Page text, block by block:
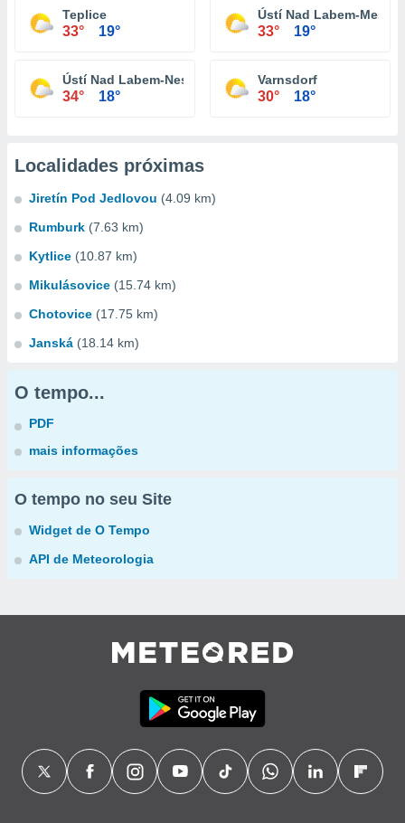
Teplice
33° 19°
Ústí Nad Labem-Mesto
33° 19°
Ústí Nad Labem-Nestemice
34° 18°
Varnsdorf
30° 18°
Localidades próximas
Jiretín Pod Jedlovou (4.09 km)
Rumburk (7.63 km)
Kytlice (10.87 km)
Mikulásovice (15.74 km)
Chotovice (17.75 km)
Janská (18.14 km)
O tempo...
PDF
mais informações
O tempo no seu Site
Widget de O Tempo
API de Meteorologia